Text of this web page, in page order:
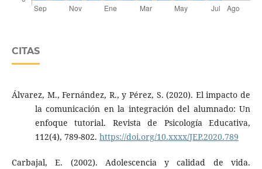
CITAS
Álvarez, M., Fernández, R., y Pérez, S. (2020). El impacto de
la comunicación en la integración del alumnado: Un
enfoque tutorial. Revista de Psicología Educativa,
112(4), 789-802. https://doi.org/10.xxxx/JEP.2020.789
Carbajal, E. (2002). Adolescencia y calidad de vida.